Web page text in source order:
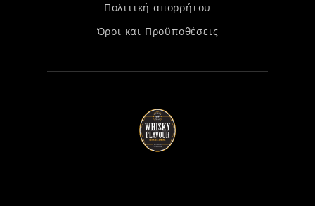
Πολιτική απορρήτου
Όροι και Προϋποθέσεις